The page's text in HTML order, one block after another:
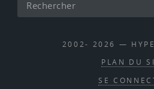
2002- 2026 —
PLAN DU
SE